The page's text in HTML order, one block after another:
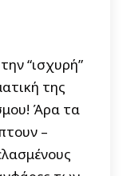
“ισχυρή”
της
Άρα τα
–